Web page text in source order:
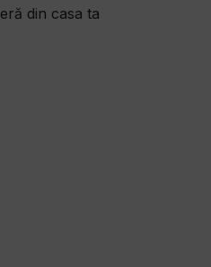
din casa ta